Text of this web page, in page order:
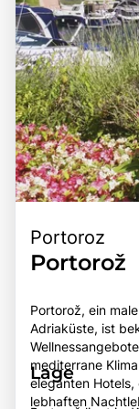
Portoroz
Portorož
Portorož, ein
Adriaküste, ist
mediterrane
eleganten Hotels,
lebhaften
Lage